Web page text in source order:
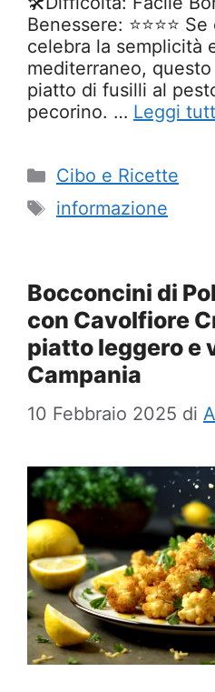
Benessere: ⭐⭐⭐⭐
celebra la semplicità
mediterraneo,
piatto di fusilli al
pecorino. … Leggi
Categorie
Cibo e Ricette
Tag
informazione
Bocconcini di
con Cavolfiore
piatto leggero e
Campania
10 Febbraio 2025 di